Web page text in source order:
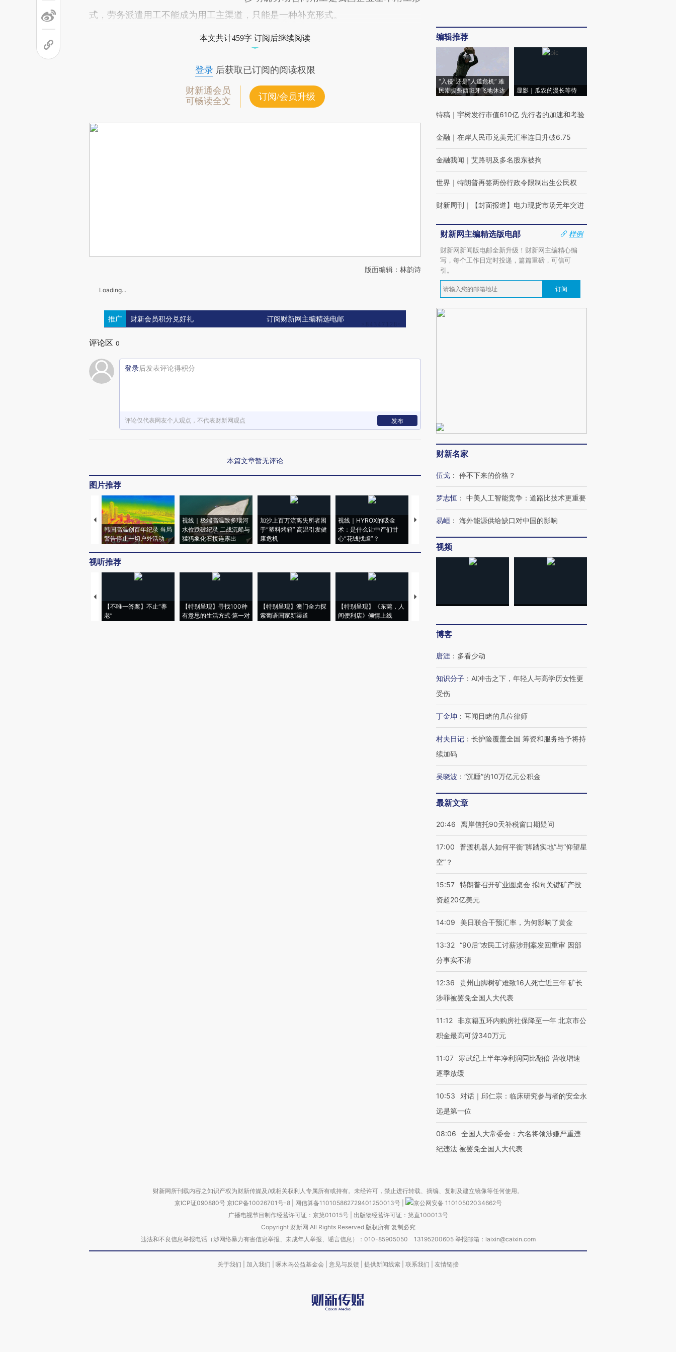
式，劳务派遣用工不能成为用工主渠道，只能是一种补充形式。
本文共计459字 订阅后继续阅读
登录后获取已订阅的阅读权限
财新通会员
可畅读全文
订阅/会员升级
版面编辑：林韵诗
Loading...
推广 财新会员积分兑好礼 订阅财新网主编精选电邮
评论区 0
登录后发表评论得积分
评论仅代表网友个人观点，不代表财新网观点 发布
本篇文章暂无评论
图片推荐
韩国高温创百年纪录 当局
警告停止一切户外活动
视线｜极端高温致多瑙河
水位跌破纪录 二战沉船与
猛犸象化石接连露出
加沙上百万流离失所者困
于“塑料烤箱” 高温引发健
康危机
视线｜HYROX的吸金
术：是什么让中产们甘
心“花钱找虐”？
马航飞行员跨国走私7万
视线｜被称为“蟑螂”的印
育部长拱下台
飞地休达
视听推荐
【不唯一答案】不止“养
老”
【特别呈现】寻找100种
有意思的生活方式·第一对
【特别呈现】澳门全力探
索葡语国家新渠道
【特别呈现】《东莞，人
间便利店》倾情上线
【推广】走进第四届链博
会，让数智科技“链”接产
【特别呈现】寻找100种
CFO：不靠规模取胜，华
编辑推荐
“入侵”还是“人道危机” 难
民潮撕裂西班牙飞地休达
显影｜瓜农的漫长等待
特稿 ｜ 宇树发行市值610亿 先行者的加速和考验
金融 ｜ 在岸人民币兑美元汇率连日升破6.75
金融我闻 ｜ 艾路明及多名股东被拘
世界 ｜ 特朗普再签两份行政令限制出生公民权
财新周刊 ｜ 【封面报道】电力现货市场元年突进
财新网主编精选版电邮
样例
财新网新闻版电邮全新升级！财新网主编精心编
写，每个工作日定时投递，篇篇重磅，可信可
引。
订阅
财新名家
伍戈 ： 停不下来的价格？
罗志恒 ： 中美人工智能竞争：道路比技术更重要
易峘 ： 海外能源供给缺口对中国的影响
视频
博客
唐涯 ： 多看少动
知识分子 ： AI冲击之下，年轻人与高学历女性更
受伤
丁金坤 ： 耳闻目睹的几位律师
村夫日记 ： 长护险覆盖全国 筹资和服务给予将持
续加码
吴晓波 ： “沉睡”的10万亿元公积金
最新文章
20:46 离岸信托90天补税窗口期疑问
17:00
普渡机器人如何平衡“脚踏实地”与“仰望星
空”？
15:57 特朗普召开矿业圆桌会 拟向关键矿产投
资超20亿美元
14:09 美日联合干预汇率，为何影响了黄金
13:32 “90后”农民工讨薪涉刑案发回重审 因部
分事实不清
12:36
贵州山脚树矿难致16人死亡近三年 矿长
涉罪被罢免全国人大代表
11:12 非京籍五环内购房社保降至一年 北京市公
积金最高可贷340万元
11:07
寒武纪上半年净利润同比翻倍 营收增速
逐季放缓
10:53
对话｜邱仁宗：临床研究参与者的安全永
远是第一位
08:06
全国人大常委会：六名将领涉嫌严重违
纪违法 被罢免全国人大代表
财新网所刊载内容之知识产权为财新传媒及/或相关权利人专属所有或持有。未经许可，禁止进行转载、摘编、复制及建立镜像等任何使用。
京ICP证090880号 京ICP备10026701号-8 网信算备110105862729401250013号
京公网安备 11010502034662号
广播电视节目制作经营许可证：京第01015号| 出版物经营许可证：第直100013号
Copyright 财新网 All Rights Reserved 版权所有 复制必究
违法和不良信息举报电话（涉网络暴力有害信息举报、未成年人举报、谣言信息）：010-85905050 13195200605 举报邮箱：laixin@caixin.com
关于我们 加入我们 啄木鸟公益基金会 意见与反馈 提供新闻线索 联系我们 友情链接